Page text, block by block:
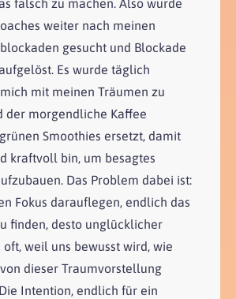
falsch zu machen. Also wurde
weiter nach meinen
gesucht und Blockade
Es wurde täglich
mit meinen Träumen zu
der morgendliche Kaffee
Smoothies ersetzt, damit
kraftvoll bin, um besagtes
Das Problem dabei ist:
Fokus darauflegen, endlich das
finden, desto unglücklicher
weil uns bewusst wird, wie
dieser Traumvorstellung
Intention, endlich für ein